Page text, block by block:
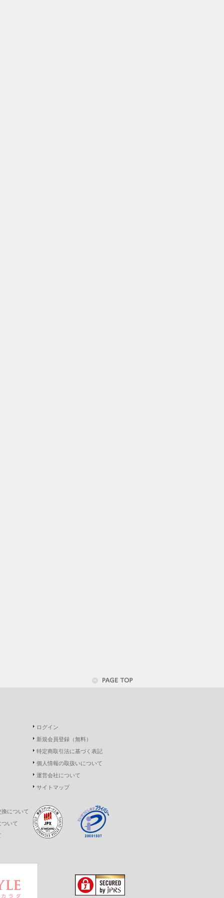
について
ついて
ログイン
新規会員登録（無料）
特定商取引法に基づく表記
個人情報の取扱いについて
運営会社について
サイトマップ